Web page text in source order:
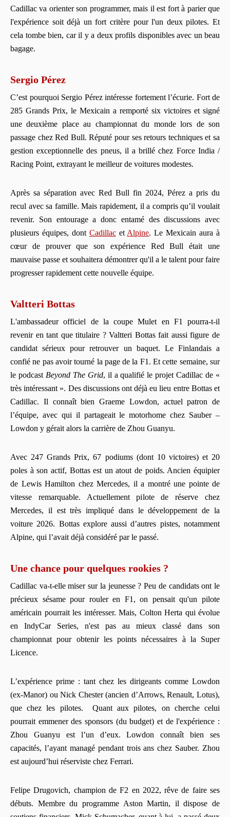
Cadillac va orienter son programmer, mais il est fort à parier que
l'expérience soit déjà un fort critère pour l'un deux pilotes. Et
cela tombe bien, car il y a deux profils disponibles avec un beau
bagage.
Sergio Pérez
C’est pourquoi Sergio Pérez intéresse fortement l’écurie. Fort de
285 Grands Prix, le Mexicain a remporté six victoires et signé
une deuxième place au championnat du monde lors de son
passage chez Red Bull. Réputé pour ses retours techniques et sa
gestion exceptionnelle des pneus, il a brillé chez Force India /
Racing Point, extrayant le meilleur de voitures modestes.
Après sa séparation avec Red Bull fin 2024, Pérez a pris du
recul avec sa famille. Mais rapidement, il a compris qu’il voulait
revenir. Son entourage a donc entamé des discussions avec
plusieurs équipes, dont Cadillacet Alpine. Le Mexicain aura à
cœur de prouver que son expérience Red Bull était une
mauvaise passe et souhaitera démontrer qu'il a le talent pour faire
progresser rapidement cette nouvelle équipe.
Valtteri Bottas
L'ambassadeur officiel de la coupe Mulet en F1 pourra-t-il
revenir en tant que titulaire ? Valtteri Bottas fait aussi figure de
candidat sérieux pour retrouver un baquet. Le Finlandais a
confié ne pas avoir tourné la page de la F1. Et cette semaine, sur
le podcast Beyond The Grid, il a qualifié le projet Cadillac de «
très intéressant ». Des discussions ont déjà eu lieu entre Bottas et
Cadillac. Il connaît bien Graeme Lowdon, actuel patron de
l’équipe, avec qui il partageait le motorhome chez Sauber –
Lowdon y gérait alors la carrière de Zhou Guanyu.
Avec 247 Grands Prix, 67 podiums (dont 10 victoires) et 20
poles à son actif, Bottas est un atout de poids. Ancien équipier
de Lewis Hamilton chez Mercedes, il a montré une pointe de
vitesse remarquable. Actuellement pilote de réserve chez
Mercedes, il est très impliqué dans le développement de la
voiture 2026. Bottas explore aussi d’autres pistes, notamment
Alpine, qui l’avait déjà considéré par le passé.
Une chance pour quelques rookies ?
Cadillac va-t-elle miser sur la jeunesse ? Peu de candidats ont le
précieux sésame pour rouler en F1, on pensait qu'un pilote
américain pourrait les intéresser. Mais, Colton Herta qui évolue
en IndyCar Series, n'est pas au mieux classé dans son
championnat pour obtenir les points nécessaires à la Super
Licence.
L’expérience prime : tant chez les dirigeants comme Lowdon
(ex-Manor) ou Nick Chester (ancien d’Arrows, Renault, Lotus),
que chez les pilotes. Quant aux pilotes, on cherche celui
pourrait emmener des sponsors (du budget) et de l'expérience :
Zhou Guanyu est l’un d’eux. Lowdon connaît bien ses
capacités, l’ayant managé pendant trois ans chez Sauber. Zhou
est aujourd’hui réserviste chez Ferrari.
Felipe Drugovich, champion de F2 en 2022, rêve de faire ses
débuts. Membre du programme Aston Martin, il dispose de